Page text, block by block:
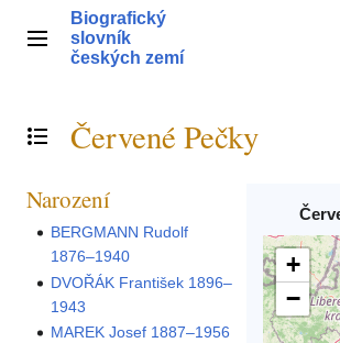
obsahHlavní menu
Biografický
slovník
českých zemí
Přepnout obsah
Červené Pečky
+
−
Narození
BERGMANN Rudolf
1876–1940
DVOŘÁK František 1896–
1943
MAREK Josef 1887–1956